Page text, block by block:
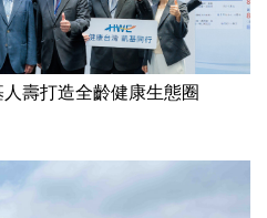
壽打造全齡健康生態圈